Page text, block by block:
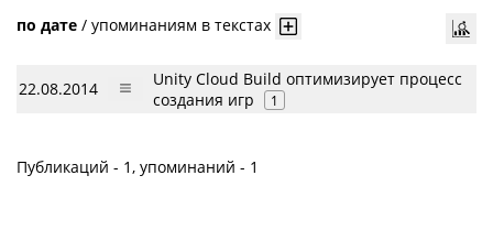
по дате / упоминаниям в текстах
22.08.2014
Unity Cloud Build оптимизирует процесс
создания игр
1
Публикаций - 1, упоминаний - 1